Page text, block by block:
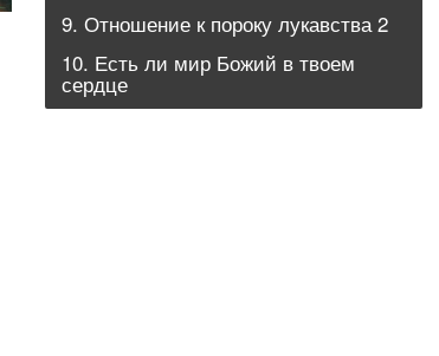
9. Отношение к пороку лукавства 2
10. Есть ли мир Божий в твоем
сердце